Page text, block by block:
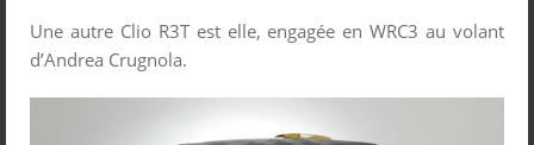
Une autre Clio R3T est elle, engagée en WRC3 au volant
d’Andrea Crugnola.